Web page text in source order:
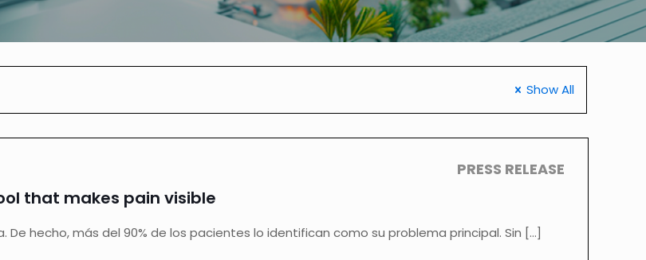
Show All
PRESS RELEASE
that makes pain visible
hecho, más del 90% de los pacientes lo identifican como su problema principal. Sin […]